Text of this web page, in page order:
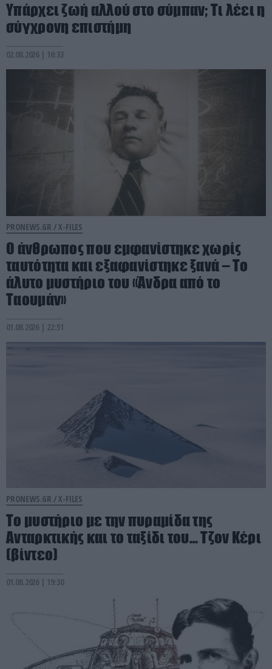
Υπάρχει ζωή αλλού στο σύμπαν; Τι λέει η
σύγχρονη επιστήμη
02.08.2026 | 16:33
PRONEWS.GR / X-FILES
Ο άνθρωπος που εμφανίστηκε χωρίς
ταυτότητα και εξαφανίστηκε ξανά – Το
άλυτο μυστήριο του «Άνδρα από το
Ταουμάν»
01.08.2026 | 22:51
PRONEWS.GR /X-FILES
Το μυστήριο με την πυραμίδα της
Ανταρκτικής και το ταξίδι του… Τζον Κέρι
(βίντεο)
01.08.2026 | 19:30